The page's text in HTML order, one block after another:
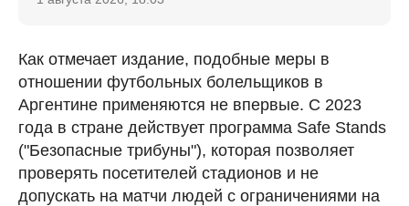
Как отмечает издание, подобные меры в
отношении футбольных болельщиков в
Аргентине применяются не впервые. С 2023
года в стране действует программа Safe Stands
("Безопасные трибуны"), которая позволяет
проверять посетителей стадионов и не
допускать на матчи людей с ограничениями на